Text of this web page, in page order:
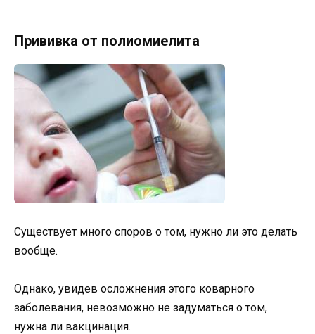
Прививка от полиомиелита
Существует много споров о том, нужно ли это делать
вообще.
Однако, увидев осложнения этого коварного
заболевания, невозможно не задуматься о том,
нужна ли вакцинация.